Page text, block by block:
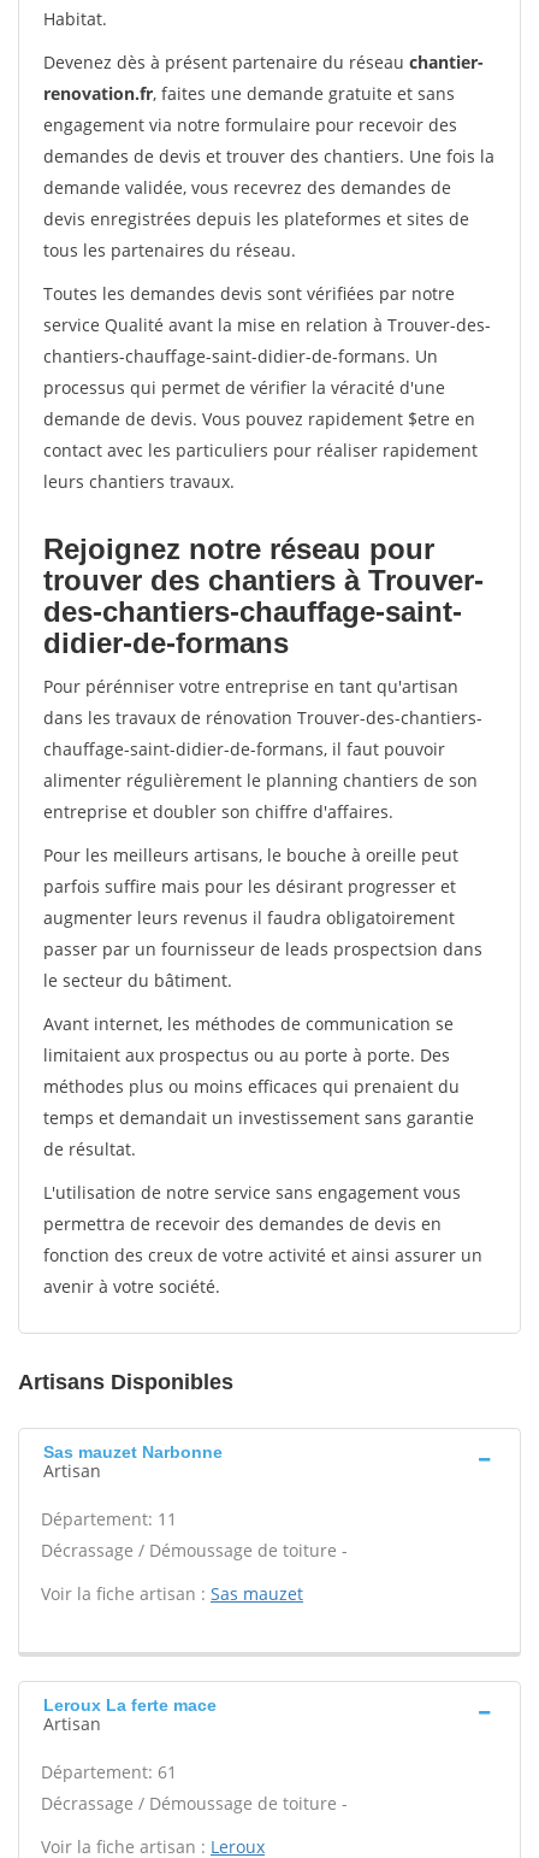
Habitat.
Devenez dès à présent partenaire du réseau chantier-
renovation.fr, faites une demande gratuite et sans
engagement via notre formulaire pour recevoir des
demandes de devis et trouver des chantiers. Une fois la
demande validée, vous recevrez des demandes de
devis enregistrées depuis les plateformes et sites de
tous les partenaires du réseau.
Toutes les demandes devis sont vérifiées par notre
service Qualité avant la mise en relation à Trouver-des-
chantiers-chauffage-saint-didier-de-formans. Un
processus qui permet de vérifier la véracité d'une
demande de devis. Vous pouvez rapidement $etre en
contact avec les particuliers pour réaliser rapidement
leurs chantiers travaux.
Rejoignez notre réseau pour
trouver des chantiers à Trouver-
des-chantiers-chauffage-saint-
didier-de-formans
Pour pérénniser votre entreprise en tant qu'artisan
dans les travaux de rénovation Trouver-des-chantiers-
chauffage-saint-didier-de-formans, il faut pouvoir
alimenter régulièrement le planning chantiers de son
entreprise et doubler son chiffre d'affaires.
Pour les meilleurs artisans, le bouche à oreille peut
parfois suffire mais pour les désirant progresser et
augmenter leurs revenus il faudra obligatoirement
passer par un fournisseur de leads prospectsion dans
le secteur du bâtiment.
Avant internet, les méthodes de communication se
limitaient aux prospectus ou au porte à porte. Des
méthodes plus ou moins efficaces qui prenaient du
temps et demandait un investissement sans garantie
de résultat.
L'utilisation de notre service sans engagement vous
permettra de recevoir des demandes de devis en
fonction des creux de votre activité et ainsi assurer un
avenir à votre société.
Artisans Disponibles
Sas mauzet Narbonne
Artisan
Département: 11
Décrassage / Démoussage de toiture -
Voir la fiche artisan : Sas mauzet
Leroux La ferte mace
Artisan
Département: 61
Décrassage / Démoussage de toiture -
Voir la fiche artisan : Leroux